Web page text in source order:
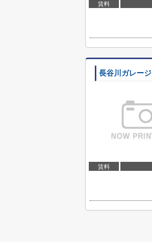
賃料
長谷川ガレージ
賃料